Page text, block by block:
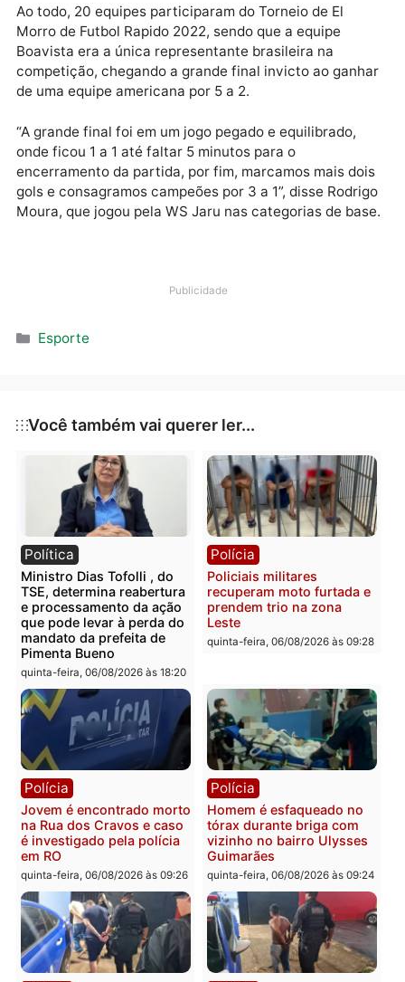
equipe, que foi formada por jogadores brasileiros.
Publicidade
Ao todo, 20 equipes participaram do Torneio de El
Morro de Futbol Rapido 2022, sendo que a equipe
Boavista era a única representante brasileira na
competição, chegando a grande final invicto ao
de uma equipe americana por 5 a 2.
encerramento da partida, por fim, marcamos mais
Categorias
Esporte
Você também vai querer ler...
Política
Ministro Dias Tofolli , do
TSE, determina reabertura
e processamento da ação
que pode levar à perda do
mandato da prefeita de
Pimenta Bueno
quinta-feira, 06/08/2026 às 18:20
Polícia
Policiais militares
recuperam moto furtada
prendem trio na zona
Leste
quinta-feira, 06/08/2026 às
Polícia Polícia